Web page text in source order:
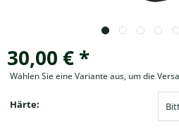
30,00 € *
Wählen Sie eine Variante aus, um die
Härte: